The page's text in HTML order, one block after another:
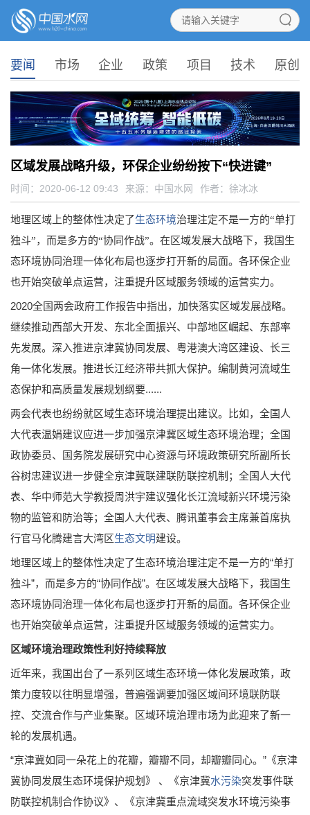
要闻 市场 企业 政策 项目 技术 原创
区域发展战略升级，环保企业纷纷按下“快进键”
时间：2020-06-12 09:43 来源： 中国水网 作者：徐冰冰
地理区域上的整体性决定了生态环境治理注定不是一方的“单打
独斗”，而是多方的“协同作战”。在区域发展大战略下，我国生
态环境协同治理一体化布局也逐步打开新的局面。各环保企业
也开始突破单点运营，注重提升区域服务领域的运营实力。
2020全国两会政府工作报告中指出，加快落实区域发展战略。
继续推动西部大开发、东北全面振兴、中部地区崛起、东部率
先发展。深入推进京津冀协同发展、粤港澳大湾区建设、长三
角一体化发展。推进长江经济带共抓大保护。编制黄河流域生
态保护和高质量发展规划纲要......
两会代表也纷纷就区域生态环境治理提出建议。比如，全国人
大代表温娟建议应进一步加强京津冀区域生态环境治理；全国
政协委员、国务院发展研究中心资源与环境政策研究所副所长
谷树忠建议进一步健全京津冀联建联防联控机制；全国人大代
表、华中师范大学教授周洪宇建议强化长江流域新兴环境污染
物的监管和防治等；全国人大代表、腾讯董事会主席兼首席执
行官马化腾建言大湾区生态文明建设。
地理区域上的整体性决定了生态环境治理注定不是一方的“单打
独斗”，而是多方的“协同作战”。在区域发展大战略下，我国生
态环境协同治理一体化布局也逐步打开新的局面。各环保企业
也开始突破单点运营，注重提升区域服务领域的运营实力。
区域环境治理政策性利好持续释放
近年来，我国出台了一系列区域生态环境一体化发展政策，政
策力度较以往明显增强，普遍强调要加强区域间环境联防联
控、交流合作与产业集聚。区域环境治理市场为此迎来了新一
轮的发展机遇。
“京津冀如同一朵花上的花瓣，瓣瓣不同，却瓣瓣同心。”《京津
冀协同发展生态环境保护规划》 、《京津冀水污染突发事件联
防联控机制合作协议》、《京津冀重点流域突发水环境污染事